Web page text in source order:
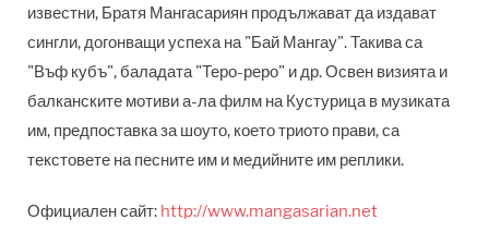
известни, Братя Мангасариян продължават да издават
сингли, догонващи успеха на "Бай Мангау". Такива са
"Въф кубъ", баладата "Теро-реро" и др. Освен визията и
балканските мотиви а-ла филм на Кустурица в музиката
им, предпоставка за шоуто, което триото прави, са
текстовете на песните им и медийните им реплики.
Официален сайт: http://www.mangasarian.net